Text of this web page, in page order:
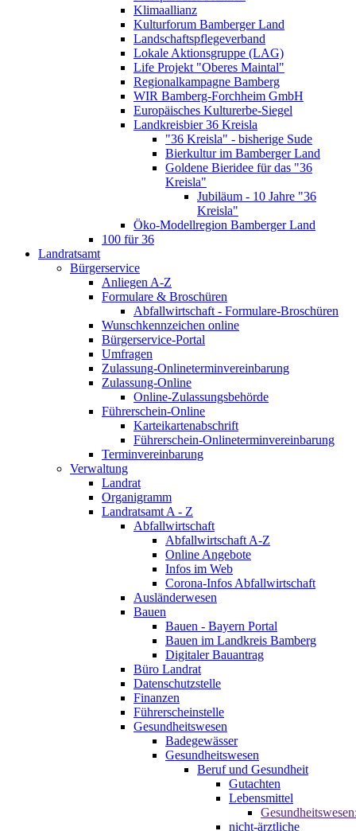
Klimaallianz
Kulturforum Bamberger Land
Landschaftspflegeverband
Lokale Aktionsgruppe (LAG)
Life Projekt "Oberes Maintal"
Regionalkampagne Bamberg
WIR Bamberg-Forchheim GmbH
Europäisches Kulturerbe-Siegel
Landkreisbier 36 Kreisla
"36 Kreisla" - bisherige Sude
Bierkultur im Bamberger Land
Goldene Bieridee für das "36
Kreisla"
Jubiläum - 10 Jahre "36
Kreisla"
Öko-Modellregion Bamberger Land
100 für 36
Landratsamt
Bürgerservice
Anliegen A-Z
Formulare & Broschüren
Abfallwirtschaft - Formulare-Broschüren
Wunschkennzeichen online
Bürgerservice-Portal
Umfragen
Zulassung-Onlineterminvereinbarung
Zulassung-Online
Online-Zulassungsbehörde
Führerschein-Online
Karteikartenabschrift
Führerschein-Onlineterminvereinbarung
Terminvereinbarung
Verwaltung
Landrat
Organigramm
Landratsamt A - Z
Abfallwirtschaft
Abfallwirtschaft A-Z
Online Angebote
Infos im Web
Corona-Infos Abfallwirtschaft
Ausländerwesen
Bauen
Bauen - Bayern Portal
Bauen im Landkreis Bamberg
Digitaler Bauantrag
Büro Landrat
Datenschutzstelle
Finanzen
Führerscheinstelle
Gesundheitswesen
Badegewässer
Gesundheitswesen
Beruf und Gesundheit
Gutachten
Lebensmittel
nicht-ärztliche